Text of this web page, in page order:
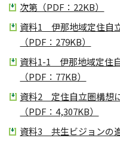
次第（PDF：22KB）
資料1 伊那地域定住自
（PDF：279KB）
資料1-1 伊那地域定住
（PDF：77KB）
資料2 定住自立圏構想
（PDF：4,307KB）
資料3 共生ビジョンの